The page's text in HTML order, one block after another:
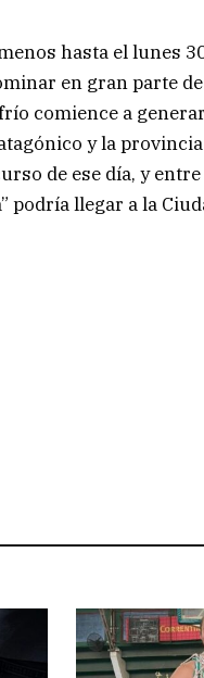
hasta el lunes
en gran parte
comience a
y la
de ese día, y
podría llegar a la